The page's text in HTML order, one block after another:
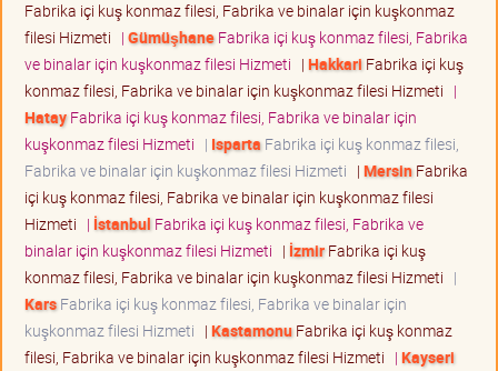
Fabrika içi kuş konmaz filesi, Fabrika ve binalar için kuşkonmaz
filesi Hizmeti | GümüşhaneFabrika içi kuş konmaz filesi, Fabrika
ve binalar için kuşkonmaz filesi Hizmeti | Hakkari Fabrika içi kuş
konmaz filesi, Fabrika ve binalar için kuşkonmaz filesi Hizmeti |
HatayFabrika içi kuş konmaz filesi, Fabrika ve binalar için
kuşkonmaz filesi Hizmeti | Isparta Fabrika içi kuş konmaz filesi,
Fabrika ve binalar için kuşkonmaz filesi Hizmeti | MersinFabrika
içi kuş konmaz filesi, Fabrika ve binalar için kuşkonmaz filesi
Hizmeti | İstanbul Fabrika içi kuş konmaz filesi, Fabrika ve
binalar için kuşkonmaz filesi Hizmeti | İzmirFabrika içi kuş
konmaz filesi, Fabrika ve binalar için kuşkonmaz filesi Hizmeti |
KarsFabrika içi kuş konmaz filesi, Fabrika ve binalar için
kuşkonmaz filesi Hizmeti | KastamonuFabrika içi kuş konmaz
filesi, Fabrika ve binalar için kuşkonmaz filesi Hizmeti | Kayseri